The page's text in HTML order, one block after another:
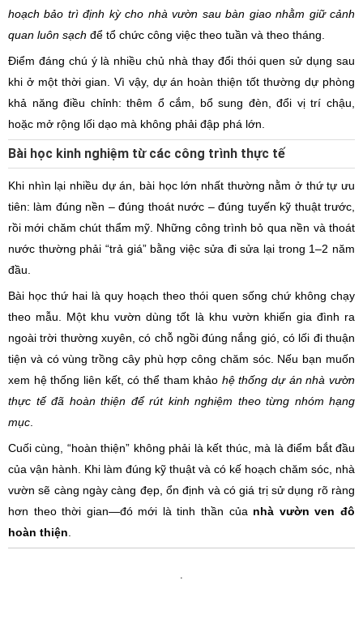
hoạch bảo trì định kỳ cho nhà vườn sau bàn giao nhằm giữ cảnh
quan luôn sạch để tổ chức công việc theo tuần và theo tháng.
Điểm đáng chú ý là nhiều chủ nhà thay đổi thói quen sử dụng sau
khi ở một thời gian. Vì vậy, dự án hoàn thiện tốt thường dự phòng
khả năng điều chỉnh: thêm ổ cắm, bổ sung đèn, đổi vị trí chậu,
hoặc mở rộng lối dạo mà không phải đập phá lớn.
Bài học kinh nghiệm từ các công trình thực tế
Khi nhìn lại nhiều dự án, bài học lớn nhất thường nằm ở thứ tự ưu
tiên: làm đúng nền – đúng thoát nước – đúng tuyến kỹ thuật trước,
rồi mới chăm chút thẩm mỹ. Những công trình bỏ qua nền và thoát
nước thường phải “trả giá” bằng việc sửa đi sửa lại trong 1–2 năm
đầu.
Bài học thứ hai là quy hoạch theo thói quen sống chứ không chạy
theo mẫu. Một khu vườn dùng tốt là khu vườn khiến gia đình ra
ngoài trời thường xuyên, có chỗ ngồi đúng nắng gió, có lối đi thuận
tiện và có vùng trồng cây phù hợp công chăm sóc. Nếu bạn muốn
xem hệ thống liên kết, có thể tham khảo hệ thống dự án nhà vườn
thực tế đã hoàn thiện để rút kinh nghiệm theo từng nhóm hạng
mục
Cuối cùng, “hoàn thiện” không phải là kết thúc, mà là điểm bắt đầu
của vận hành. Khi làm đúng kỹ thuật và có kế hoạch chăm sóc, nhà
vườn sẽ càng ngày càng đẹp, ổn định và có giá trị sử dụng rõ ràng
hơn theo thời gian—đó mới là tinh thần của nhà vườn ven đô
hoàn thiện
.